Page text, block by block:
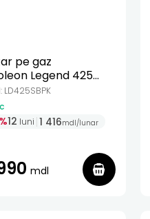
pe gaz
Legend 425
LD425SBPK
12 luni 1 416mdl/lunar
mdl